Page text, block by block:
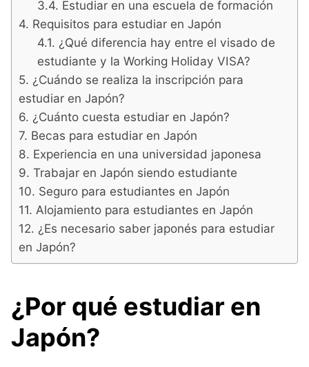
Estudiar en una escuela de formación
Requisitos para estudiar en Japón
¿Qué diferencia hay entre el visado de
estudiante y la Working Holiday VISA?
¿Cuándo se realiza la inscripción para
estudiar en Japón?
¿Cuánto cuesta estudiar en Japón?
Becas para estudiar en Japón
Experiencia en una universidad japonesa
Trabajar en Japón siendo estudiante
Seguro para estudiantes en Japón
Alojamiento para estudiantes en Japón
¿Es necesario saber japonés para estudiar
en Japón?
¿Por qué estudiar en
Japón?